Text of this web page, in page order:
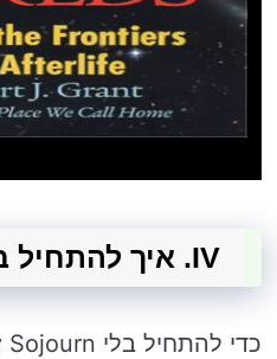
IV. איך להתחיל בלי Starry Journ